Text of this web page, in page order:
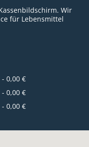
Wir
für Lebensmittel
0,00 €
0,00 €
0,00 €